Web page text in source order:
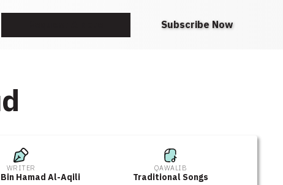
Subscribe Now
WRITER
Hamad Al-Aqili
QAWALIB
Traditional Songs